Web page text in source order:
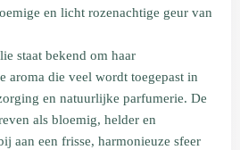
en licht rozenachtige geur van
staat bekend om haar
aroma die veel wordt toegepast in
en natuurlijke parfumerie. De
als bloemig, helder en
aan een frisse, harmonieuze sfeer